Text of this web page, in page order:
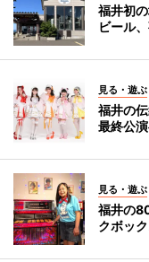
福井初
ビール
見る・遊ぶ
福井の
最終公
見る・遊ぶ
福井の
クボッ